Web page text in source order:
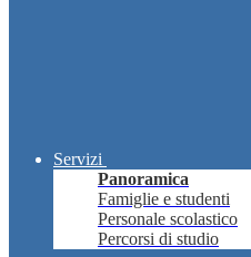
Servizi
Panoramica
Famiglie e studenti
Personale scolastico
Percorsi di studio